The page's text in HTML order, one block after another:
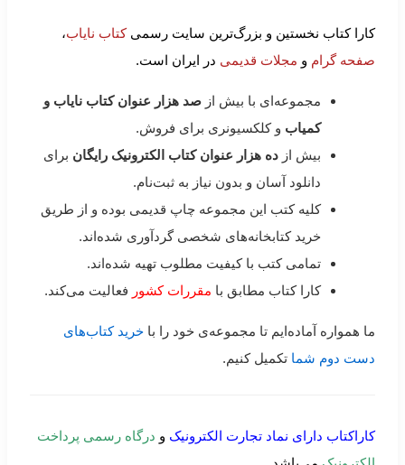
کارا کتاب نخستین و بزرگ‌ترین سایت رسمیکتاب نایاب،
صفحه گرام و مجلات قدیمی در ایران است.
مجموعه‌ای با بیش از صد هزار عنوان کتاب نایاب و
کمیاب و کلکسیونری برای فروش.
بیش از ده هزار عنوان کتاب الکترونیک رایگان برای
دانلود آسان و بدون نیاز به ثبت‌نام.
کلیه کتب این مجموعه چاپ قدیمی بوده و از طریق
خرید کتابخانه‌های شخصی گردآوری شده‌اند.
تمامی کتب با کیفیت مطلوب تهیه شده‌اند.
کارا کتاب مطابق با مقررات کشور فعالیت می‌کند.
ما همواره آماده‌ایم تا مجموعه‌ی خود را با خرید کتاب‌های
دست دوم شما تکمیل کنیم.
کاراکتاب دارای نماد تجارت الکترونیک و درگاه رسمی پرداخت